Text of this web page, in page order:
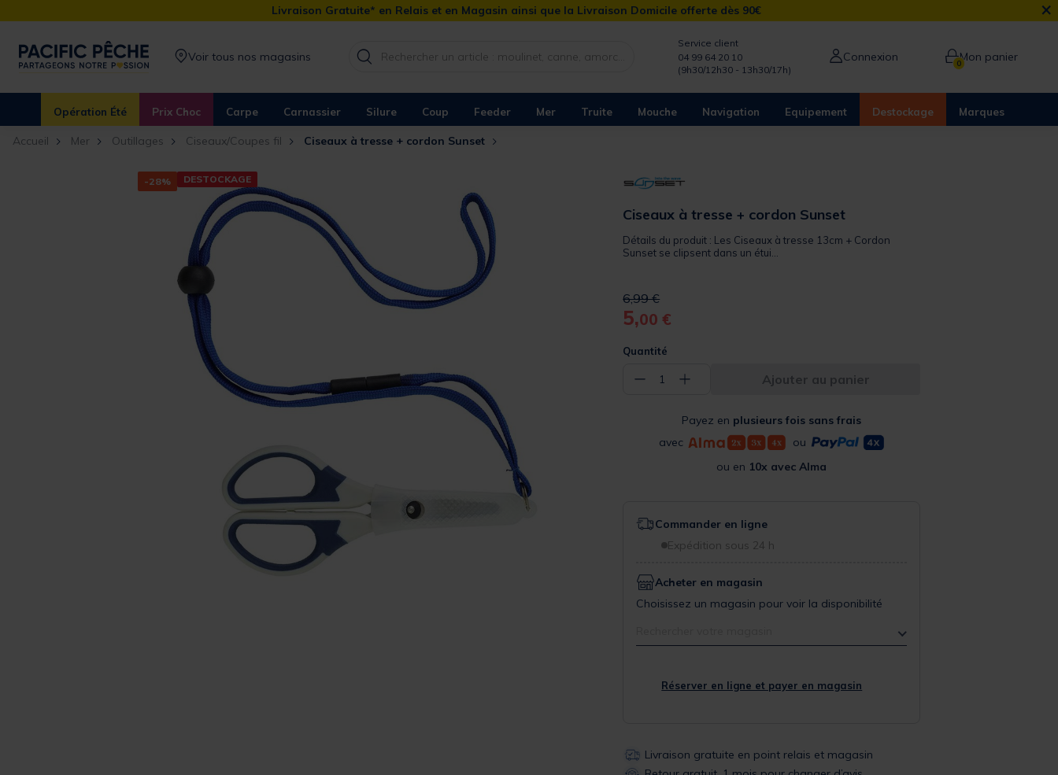
Livraison Gratuite* en Relais et en Magasin ainsi que la Livraison Domicile offerte dès 90€ ×
Voir tous nos magasins
Service client
04 99 64 20 10
(9h30/12h30 - 13h30/17h)
Connexion 0Mon panier
Opération Été Prix Choc Carpe Carnassier Silure Coup Feeder Mer Truite Mouche Navigation Equipement Destockage Marques
Accueil Mer Outillages Ciseaux/Coupes fil Ciseaux à tresse + cordon Sunset
-28% DESTOCKAGE
Ciseaux à tresse + cordon Sunset
Détails du produit : Les Ciseaux à tresse 13cm + Cordon
Sunset se clipsent dans un étui...
Price reduced from
6,99 €to
5,00 €
Quantité
− 1 + Ajouter au panier
Payez en plusieurs fois sans frais
avec
ou
ou en 10x avec Alma
Commander en ligne
Expédition sous 24 h
Acheter en magasin
Choisissez un magasin pour voir la disponibilité
Réserver en ligne et payer en magasin
Livraison gratuite en point relais et magasin